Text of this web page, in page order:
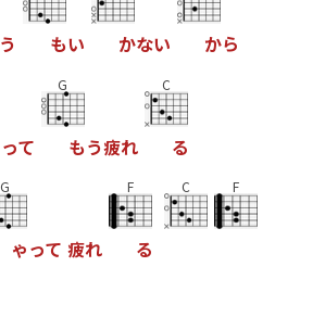
う もい かない から
って
G
もう疲れ
C
る
G
ゃって 疲れ
F
る
C F